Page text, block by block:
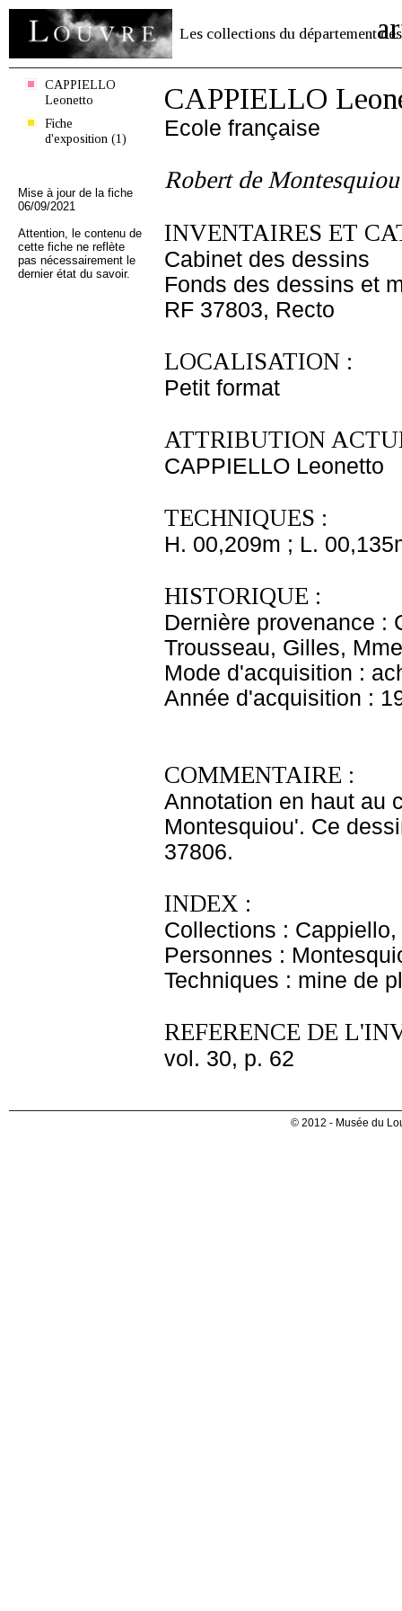
Les collections du département des
CAPPIELLO
Leonetto
Fiche
d'exposition (1)
Mise à jour de la fiche
06/09/2021
Attention, le contenu de
cette fiche ne reflète
pas nécessairement le
dernier état du savoir.
CAPPIELLO
Ecole française
Robert de Montesquiou
INVENTAIRES ET
Cabinet des dessins
Fonds des dessins et
RF 37803, Recto
LOCALISATION :
Petit format
ATTRIBUTION
CAPPIELLO Leonetto
TECHNIQUES :
H. 00,209m ; L.
HISTORIQUE :
Dernière provenance :
Trousseau, Gilles,
Mode d'acquisition :
Année d'acquisition :
COMMENTAIRE :
Annotation en haut au
Montesquiou'. Ce
37806.
INDEX :
Collections :
Personnes :
Techniques : mine de
REFERENCE DE
vol. 30, p. 62
© 2012 - Musée du